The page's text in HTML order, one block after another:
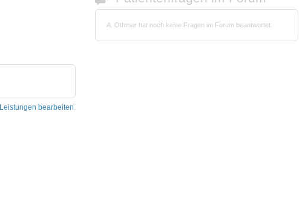
Leistungen bearbeiten.
A. Othmer hat noch keine Fragen im Forum beantwortet.